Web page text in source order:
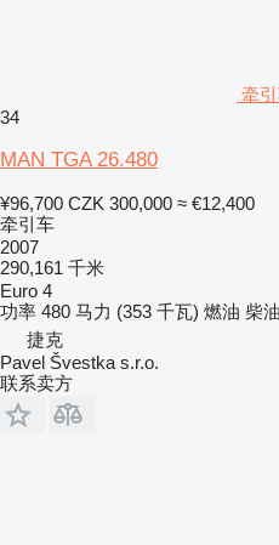
牵
34
MAN TGA 26.480
¥96,700 CZK 300,000 ≈ €12,400
牵引车
2007
290,161 千米
Euro 4
功率 480 马力 (353 千瓦) 燃油 柴油
捷克
Pavel Švestka s.r.o.
联系卖方